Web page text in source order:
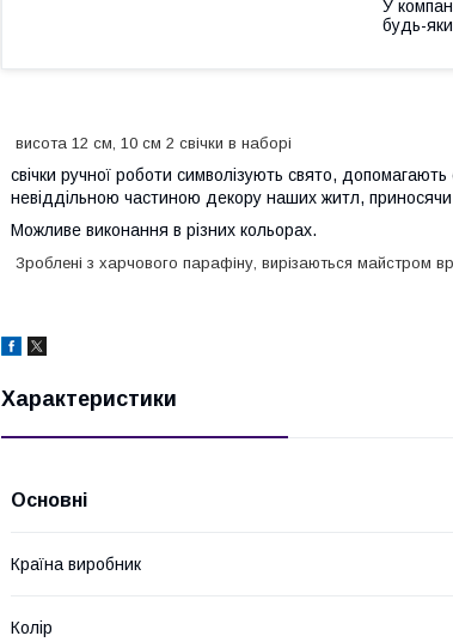
У
будь-
висота 12 см, 10 см 2 свічки в наборі
свічки ручної роботи символізують свято,
невіддільною частиною декору наших житл,
Можливе виконання в різних кольорах.
Зроблені з харчового парафіну, вирізаються майстром
Характеристики
Основні
Країна виробник
Колір